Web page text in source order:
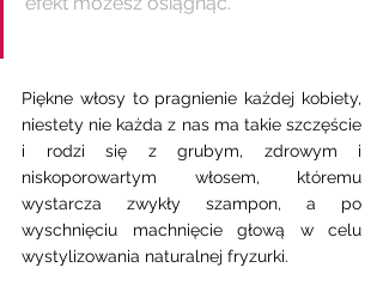
Piękne włosy to pragnienie każdej kobiety,
niestety nie każda z nas ma takie szczęście
i rodzi się z grubym, zdrowym i
niskoporowartym włosem, któremu
wystarcza zwykły szampon, a po
wyschnięciu machnięcie głową w celu
wystylizowania naturalnej fryzurki.